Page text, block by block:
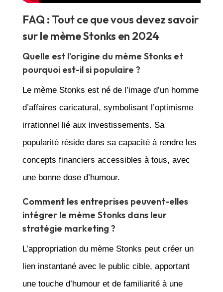
FAQ : Tout ce que vous devez savoir
sur le mème Stonks en 2024
Quelle est l’origine du mème Stonks et
pourquoi est-il si populaire ?
Le mème Stonks est né de l’image d’un homme
d’affaires caricatural, symbolisant l’optimisme
irrationnel lié aux investissements. Sa
popularité réside dans sa capacité à rendre les
concepts financiers accessibles à tous, avec
une bonne dose d’humour.
Comment les entreprises peuvent-elles
intégrer le mème Stonks dans leur
stratégie marketing ?
L’appropriation du mème Stonks peut créer un
lien instantané avec le public cible, apportant
une touche d’humour et de familiarité à une